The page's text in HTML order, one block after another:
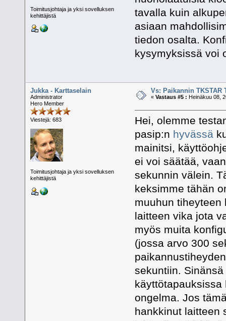
Toimitusjohtaja ja yksi sovelluksen
kehittäjistä
tavalla kuin
asiaan
tiedon osalta.
kysymyksissä voi
Jukka - Karttaselain
Administrator
Hero Member
Viestejä: 683
Toimitusjohtaja ja yksi sovelluksen
kehittäjistä
Vs: Paikannin TKSTAR
«Vastaus #5 : Heinäkuu 08,
Hei, olemme
pasip:n hyvässä
mainitsi,
ei voi säätää,
sekunnin välein.
keksimme tähän
muuhun tiheyteen
laitteen vika jota
myös muita
(jossa arvo 300
sekuntiin.
ongelma. Jos
hankkinut laitteen